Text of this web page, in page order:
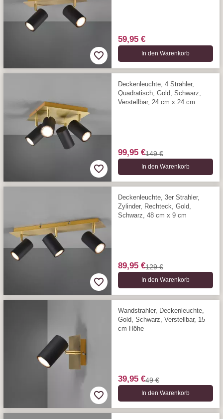
59,95 €
In den Warenkorb
Deckenleuchte, 4 Strahler,
Quadratisch, Gold, Schwarz,
Verstellbar, 24 cm x 24 cm
99,95 €149 €
In den Warenkorb
Deckenleuchte, 3er Strahler,
Zylinder, Rechteck, Gold,
Schwarz, 48 cm x 9 cm
89,95 €129 €
In den Warenkorb
Wandstrahler, Deckenleuchte,
Gold, Schwarz, Verstellbar, 15
cm Höhe
39,95 €49 €
In den Warenkorb